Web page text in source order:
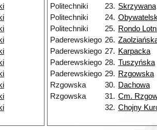
Politechniki 23. Skrzywana
Politechniki
24.
Politechniki
25. Rondo
Paderewskiego 26.
Paderewskiego 27. Karpacka
Paderewskiego 28. Tuszyńska
Paderewskiego 29. Rzgowska
Rzgowska
30. Dachowa
Rzgowska
31. Cm.
32. Chojny